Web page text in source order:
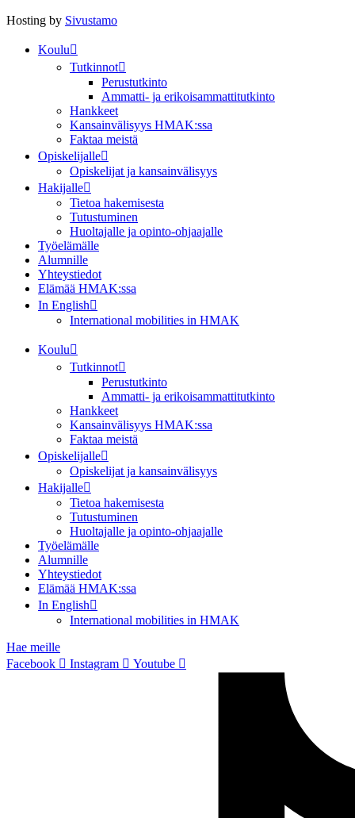
Hosting by Sivustamo
Koulu
Tutkinnot
Perustutkinto
Ammatti- ja erikoisammattitutkinto
Hankkeet
Kansainvälisyys HMAK:ssa
Faktaa meistä
Opiskelijalle
Opiskelijat ja kansainvälisyys
Hakijalle
Tietoa hakemisesta
Tutustuminen
Huoltajalle ja opinto-ohjaajalle
Työelämälle
Alumnille
Yhteystiedot
Elämää HMAK:ssa
In English
International mobilities in HMAK
Koulu
Tutkinnot
Perustutkinto
Ammatti- ja erikoisammattitutkinto
Hankkeet
Kansainvälisyys HMAK:ssa
Faktaa meistä
Opiskelijalle
Opiskelijat ja kansainvälisyys
Hakijalle
Tietoa hakemisesta
Tutustuminen
Huoltajalle ja opinto-ohjaajalle
Työelämälle
Alumnille
Yhteystiedot
Elämää HMAK:ssa
In English
International mobilities in HMAK
Hae meille
Facebook
Instagram Youtube